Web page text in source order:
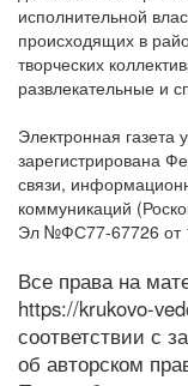
исполнительной
происходящих в
творческих
развлекательные и
Электронная
зарегистрирована
связи,
коммуникаций
Эл №ФС77-67726 от
Все права на
https://krukovo-
соответствии с
об авторском